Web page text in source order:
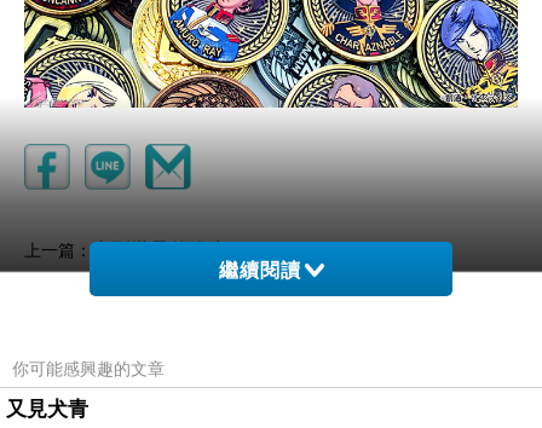
上一篇：直到世界的終末❤️
下一篇：風起蜃氣樓
繼續閱讀
你可能感興趣的文章
又見犬青